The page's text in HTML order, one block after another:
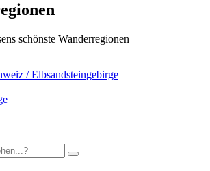
schönste Wanderregionen
/ Elbsandsteingebirge